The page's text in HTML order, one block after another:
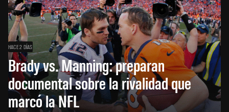
HACE 2 DÍAS
Brady vs. Manning: preparan
documental sobre la rivalidad que
marcó la NFL